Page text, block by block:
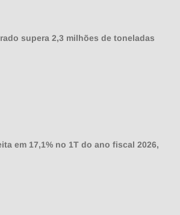
supera 2,3 milhões de toneladas
em 17,1% no 1T do ano fiscal 2026,